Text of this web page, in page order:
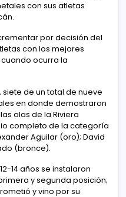
con sus atletas
por decisión del
con los mejores
ocurra la
de un total de nueve
en donde demostraron
olas de la Riviera
completo de la categoría
Aguilar (oro); David
(bronce).
14 años se instalaron
y segunda posición;
y vino por su